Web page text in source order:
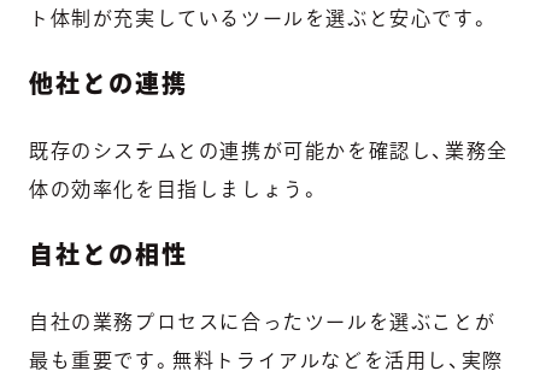
ト体制が充実しているツールを選ぶと安心です。
他社との連携
既存のシステムとの連携が可能かを確認し、業務全
体の効率化を目指しましょう。
自社との相性
自社の業務プロセスに合ったツールを選ぶことが
最も重要です。無料トライアルなどを活用し、実際